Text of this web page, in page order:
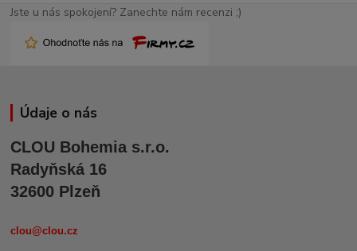
Jste u nás spokojení? Zanechte nám recenzi ;)
Údaje o nás
CLOU Bohemia s.r.o.
Radyňská 16
32600 Plzeň
clou@clou.cz